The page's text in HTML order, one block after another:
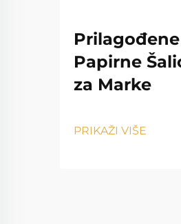
Papirne
za Marke
PRIKAŽI VIŠE